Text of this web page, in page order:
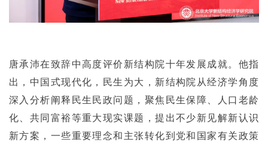
唐承沛在致辞中高度评价新结构院十年发展成就。他指
出，中国式现代化，民生为大，新结构院从经济学角度
深入分析阐释民生民政问题，聚焦民生保障、人口老龄
化、共同富裕等重大现实课题，提出不少新见解新认识
新方案，一些重要理念和主张转化到党和国家有关政策